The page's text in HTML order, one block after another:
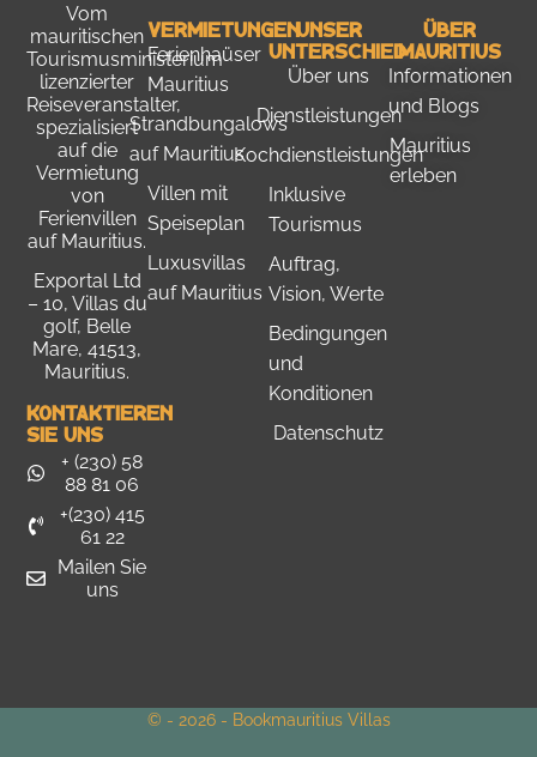
Vom
mauritischen
Tourismusministerium
lizenzierter
Reiseveranstalter,
spezialisiert
auf die
Vermietung
von
Ferienvillen
auf Mauritius.
Exportal Ltd
– 10, Villas du
golf, Belle
Mare, 41513,
Mauritius.
Kontaktieren
Sie Uns
+ (230) 58
88 81 06
+(230) 415
61 22
Mailen Sie
uns
Vermietungen
Ferienhaüser
Mauritius
Strandbungalows
auf Mauritius
Villen mit
Speiseplan
Luxusvillas
auf Mauritius
Unser
Unterschied
Über uns
Dienstleistungen
Kochdienstleistungen
Inklusive
Tourismus
Auftrag,
Vision, Werte
Bedingungen
und
Konditionen
Datenschutz
Über
Mauritius
Informationen
und Blogs
Mauritius
erleben
© - 2026 - Bookmauritius Villas